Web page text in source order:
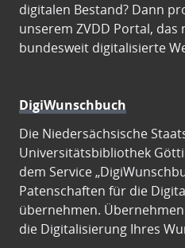
digitalen Bestand? Dann
unserem ZVDD Portal, das
bundesweit digitalisierte
DigiWunschbuch
Die Niedersächsische
Universitätsbibliothek
dem Service
Patenschaften für die
übernehmen.
die Digitalisierung Ihres